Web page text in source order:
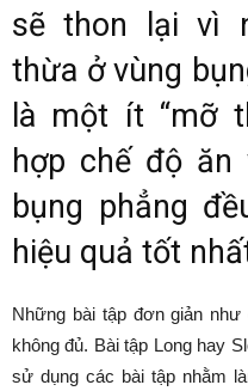
sẽ thon lại vì
thừa ở vùng
là một ít “mỡ
hợp chế độ ăn
bụng phẳng
hiệu quả tốt
Những bài tập đơn giản
không đủ. Bài tập Long hay
sử dụng các bài tập nhằm